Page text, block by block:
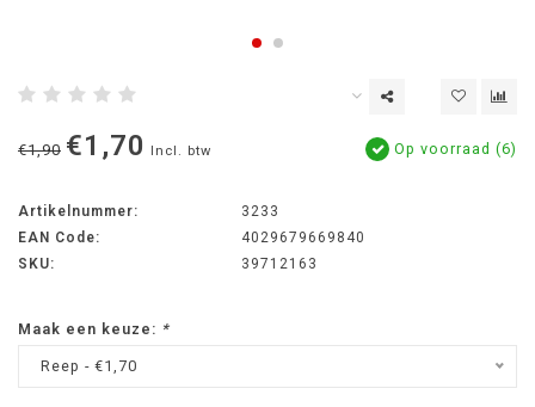
€1,90 €1,70 Incl. btw Op voorraad (6)
Artikelnummer:
3233
EAN Code:
4029679669840
SKU:
39712163
Maak een keuze: *
Reep - €1,70